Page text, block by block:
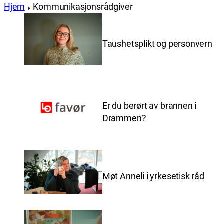
Hjem Kommunikasjonsrådgiver
Taushetsplikt og personvern
Er du berørt av brannen i
Drammen?
Møt Anneli i yrkesetisk råd